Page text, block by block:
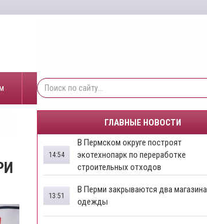
ГЛАВНЫЕ НОВОСТИ
В Пермском округе построят
экотехнопарк по переработке
строительных отходов
14:54
В Перми закрываются два магазина
одежды
13:51